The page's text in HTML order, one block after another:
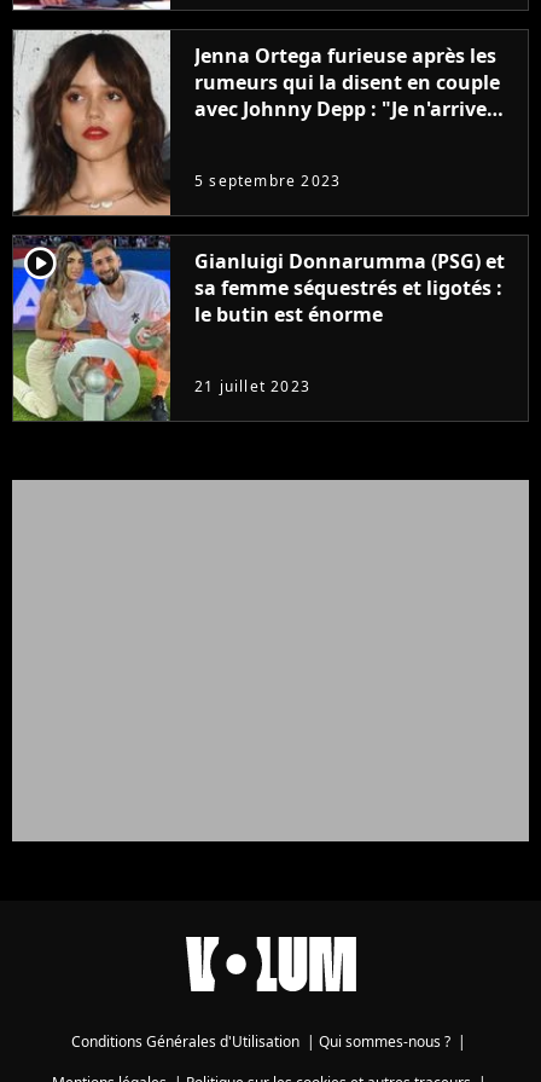
Jenna Ortega furieuse après les
rumeurs qui la disent en couple
avec Johnny Depp : "Je n'arrive
5 septembre 2023
player2
Gianluigi Donnarumma (PSG) et
sa femme séquestrés et ligotés :
le butin est énorme
21 juillet 2023
Conditions Générales d'Utilisation | Qui sommes-nous ? |